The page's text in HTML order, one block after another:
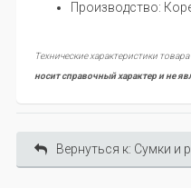
Производство:
Технические характеристики
носит справочный характер и не
Вернуться к: Сумки и